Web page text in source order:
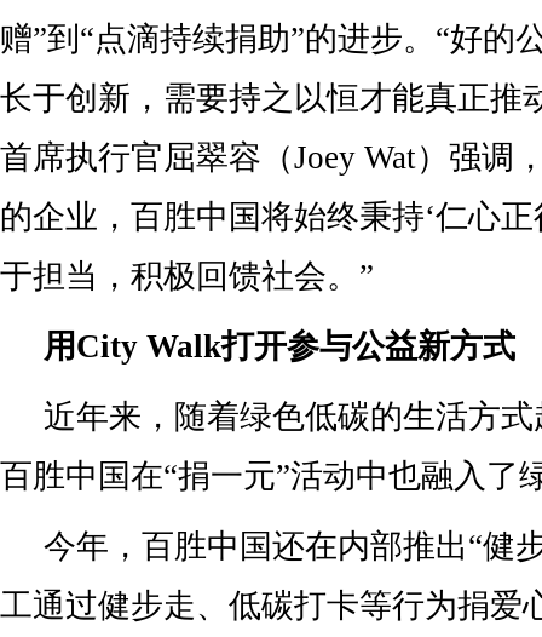
赠”到“点滴持续捐助”的进步。“好的
长于创新，需要持之以恒才能真正推
首席执行官屈翠容（Joey Wat）强调
的企业，百胜中国将始终秉持‘仁心
于担当，积极回馈社会。”
用City Walk打开参与公益新方式
近年来，随着绿色低碳的生活方
百胜中国在“捐一元”活动中也融入了
今年，百胜中国还在内部推出“健
工通过健步走、低碳打卡等行为捐爱